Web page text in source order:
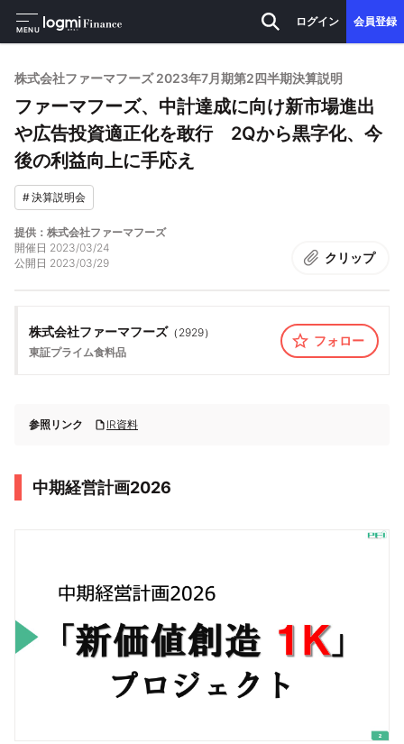
MENU
ログイン 会員登録
株式会社ファーマフーズ 2023年7月期第2四半期決算説明
ファーマフーズ、中計達成に向け新市場進出
や広告投資適正化を敢行 2Qから黒字化、今
後の利益向上に手応え
#決算説明会
提供：株式会社ファーマフーズ
開催日 2023/03/24
公開日 2023/03/29 クリップ
株式会社ファーマフーズ（ 2929）
東証プライム食料品
フォロー
参照リンク IR資料
中期経営計画2026